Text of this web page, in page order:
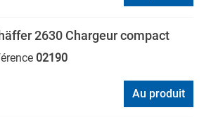
2630 Chargeur compact
02190
Au produit